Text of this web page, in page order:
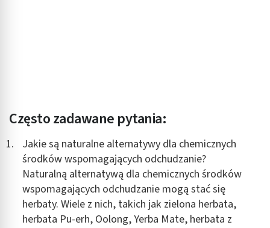
Często zadawane pytania:
Jakie są naturalne alternatywy dla chemicznych
środków wspomagających odchudzanie?
Naturalną alternatywą dla chemicznych środków
wspomagających odchudzanie mogą stać się
herbaty. Wiele z nich, takich jak zielona herbata,
herbata Pu-erh, Oolong, Yerba Mate, herbata z